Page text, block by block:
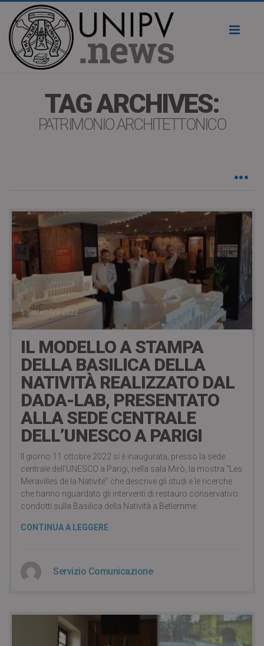
TAG ARCHIVES:
PATRIMONIO ARCHITETTONICO
5 Settembre 2022
IL MODELLO A STAMPA
DELLA BASILICA DELLA
NATIVITÀ REALIZZATO DAL
DADA-LAB, PRESENTATO
ALLA SEDE CENTRALE
DELL’UNESCO A PARIGI
Il giorno 11 ottobre 2022 si è inaugurata, presso la sede
centrale dell’UNESCO a Parigi, nella sala Mirò, la mostra “Les
Meravilles de la Nativité” che descrive gli studi e le ricerche
che hanno riguardato gli interventi di restauro conservativo
condotti sulla Basilica della Natività a Betlemme.
CONTINUA A LEGGERE
Servizio Comunicazione